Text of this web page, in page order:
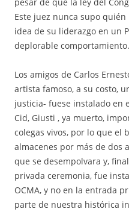
Este juez nunca supo
idea de su liderazgo en un
deplorable comportamiento.
Los amigos de Carlos
artista famoso, a su costo,
justicia- fuese instalado en
Cid, Giusti , ya muerto,
colegas vivos, por lo que el
almacenes por más de dos
que se desempolvara y,
privada ceremonia, fue
OCMA, y no en la entrada
parte de nuestra histórica